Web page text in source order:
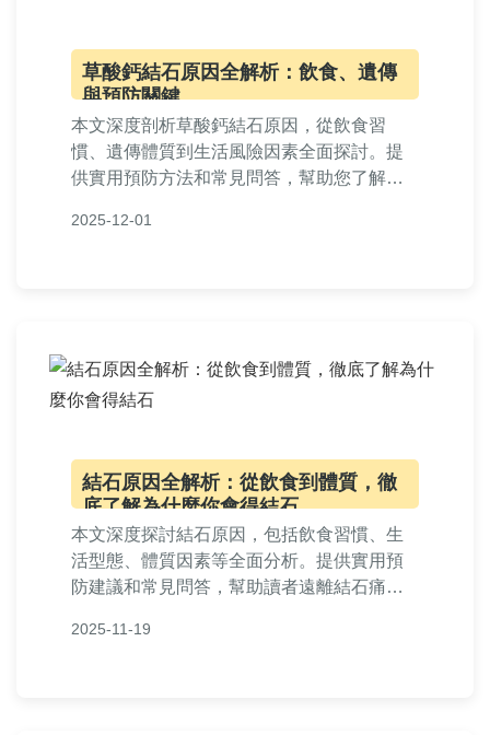
草酸鈣結石原因全解析：飲食、遺傳
與預防關鍵
本文深度剖析草酸鈣結石原因，從飲食習
慣、遺傳體質到生活風險因素全面探討。提
供實用預防方法和常見問答，幫助您了解如
議，解決所有關於草酸鈣結石原因的疑問。
2025-12-01
結石原因全解析：從飲食到體質，徹
底了解為什麼你會得結石
本文深度探討結石原因，包括飲食習慣、生
活型態、體質因素等全面分析。提供實用預
防建議和常見問答，幫助讀者遠離結石痛
所有關心健康的人閱讀。
2025-11-19